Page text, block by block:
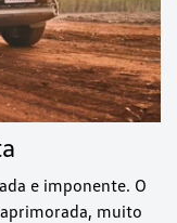
e imponente. O
muito